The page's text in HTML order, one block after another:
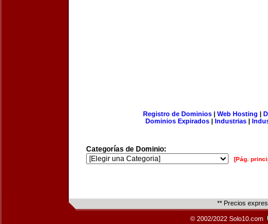
Registro de Dominios| Web Hosting |
Dominios Expirados | Industrias |
Categorías de Dominio:
[Pág.
** Precios
© 2002/2022 Solo10.com